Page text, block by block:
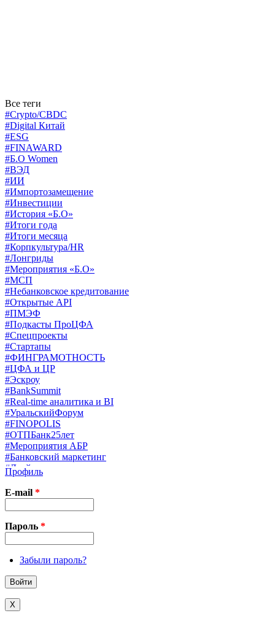
Все теги
#Crypto/CBDC
#Digital Китай
#ESG
#FINAWARD
#Б.О Women
#ВЭД
#ИИ
#Импортозамещение
#Инвестиции
#История «Б.О»
#Итоги года
#Итоги месяца
#Корпкультура/HR
#Лонгриды
#Мероприятия «Б.О»
#МСП
#Небанковское кредитование
#Открытые API
#ПМЭФ
#Подкасты ПроЦФА
#Спецпроекты
#Стартапы
#ФИНГРАМОТНОСТЬ
#ЦФА и ЦР
#Эскроу
#BankSummit
#Real-time аналитика и BI
#УральскийФорум
#FINOPOLIS
#ОТПБанк25лет
#Мероприятия АБР
#Банковский маркетинг
#Драйверы страхования
#Финконгресс ЦБ
#PB&WM
#UX/CX
#Экосистемы
X
Профиль
E-mail *
Пароль *
Забыли пароль?
X